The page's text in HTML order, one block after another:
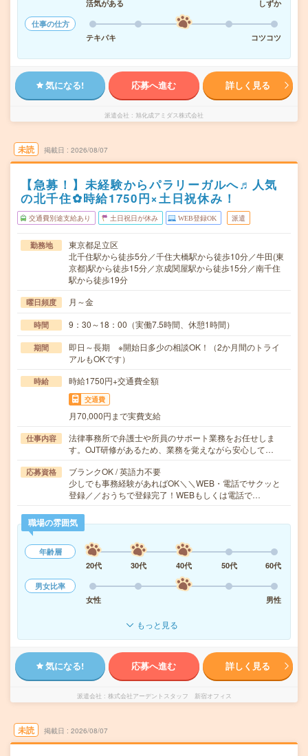
活気がある
しずか
仕事の仕方
テキパキ
コツコツ
気になる! 応募へ進む 詳しく見る
派遣会社 旭化成アミダス株式会社
未読 掲載日 2026/08/07
【急募！】未経験からパラリーガルへ♬人気
の北千住✿時給1750円×土日祝休み！
交通費別途支給あり 土日祝日が休み WEB登録OK 派遣
勤務地
東京都足立区
北千住駅から徒歩5分／千住大橋駅から徒歩10分／牛田(東
京都)駅から徒歩15分／京成関屋駅から徒歩15分／南千住
駅から徒歩19分
曜日頻度 月～金
時間 9：30～18：00（実働7.5時間、休憩1時間）
期間
即日～長期 ※開始日多少の相談OK！（2か月間のトライ
アルもOKです）
時給 時給1750円+交通費全額
交通費
月70,000円まで実費支給
仕事内容
法律事務所で弁護士や所員のサポート業務をお任せしま
す。OJT研修があるため、業務を覚えながら安心して…
応募資格
ブランクOK / 英語力不要
少しでも事務経験があればOK＼＼WEB・電話でサクッと
登録／／おうちで登録完了！WEBもしくは電話で…
職場の雰囲気
年齢層
20代
30代 40代 50代
60代
男女比率
女性
男性
もっと見る
気になる! 応募へ進む 詳しく見る
派遣会社 株式会社アーデントスタッフ 新宿オフィス
未読 掲載日 2026/08/07